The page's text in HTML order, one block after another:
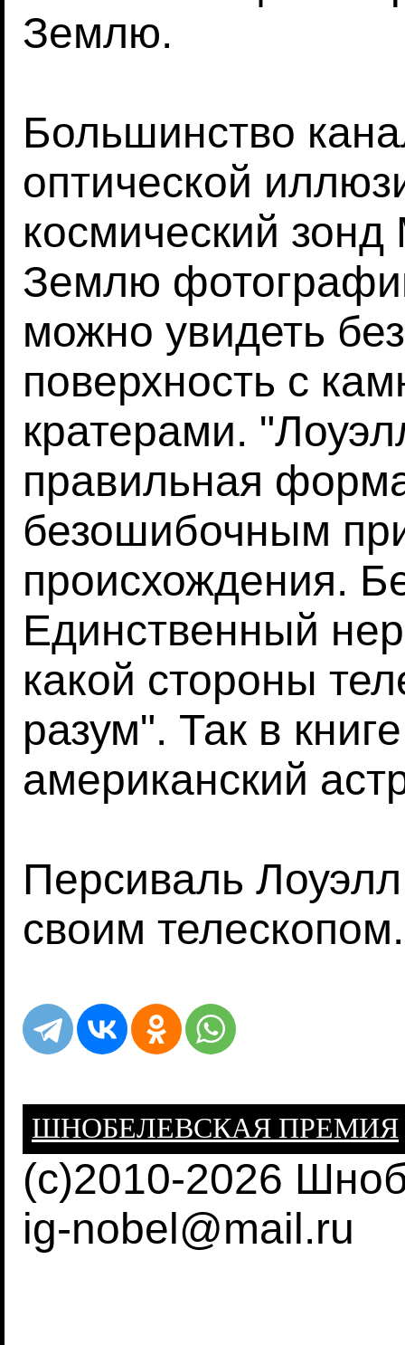
Землю.
Большинство
оптической
космический
Землю
можно увидеть
поверхность с
кратерами.
правильная
безошибочным
происхождения.
Единственный
какой стороны
разум". Так в
американский
Персиваль
своим телескопом.
ШНОБЕЛЕВСКАЯ ПРЕМИЯ
(c)2010-2026
ig-nobel@mail.ru